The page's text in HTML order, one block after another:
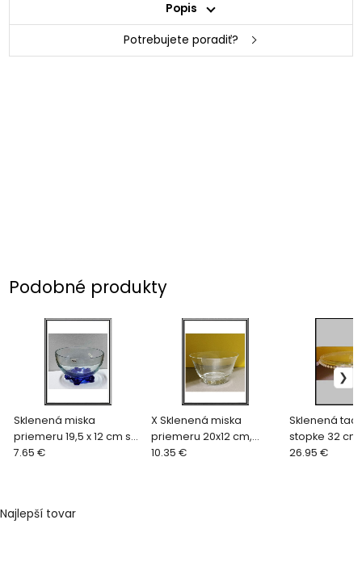
Popis
Potrebujete poradiť?
Podobné produkty
Sklenená miska
priemeru 19,5 x 12 cm so
4 modrými nohami
7.65 €
X Sklenená miska
priemeru 20x12 cm,
LA14- 2034 A
10.35 €
Sklenená
stopke 32 cm
481.1961
26.95 €
Najlepší tovar